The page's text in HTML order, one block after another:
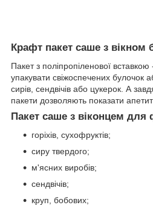
Крафт пакет саше з вікном
Пакет з поліпропіленової вставкою
упакувати свіжоспечених булочок
сирів, сендвічів або цукерок. А
пакети дозволяють показати
Пакет саше з віконцем для
горіхів, сухофруктів;
сиру твердого;
м'ясних виробів;
сендвічів;
круп, бобових;